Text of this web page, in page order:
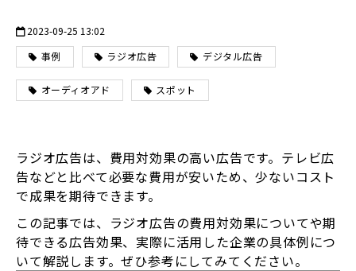
2023-09-25 13:02
事例
ラジオ広告 デジタル広告
オーディオアド スポット
ラジオ広告は、費用対効果の高い広告です。テレビ広
告などと比べて必要な費用が安いため、少ないコスト
で成果を期待できます。
この記事では、ラジオ広告の費用対効果についてや期
待できる広告効果、実際に活用した企業の具体例につ
いて解説します。ぜひ参考にしてみてください。